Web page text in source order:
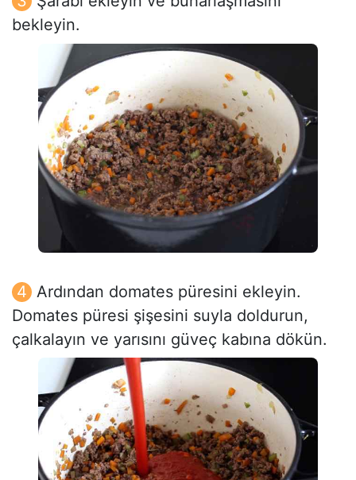
bekleyin.
Ardından domates püresini ekleyin.
Domates püresi şişesini suyla doldurun,
çalkalayın ve yarısını güveç kabına dökün.